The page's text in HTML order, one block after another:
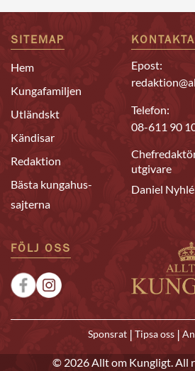
SITEMAP
Hem
Kungafamiljen
Utländskt
Kändisar
Redaktion
Bästa kungahus-
sajterna
Epost:
Telefon:
08-611 90
utgivare
Daniel
FÖLJ OSS
Sponsrat | Tipsa oss |
© 2026 Allt om Kungligt. All